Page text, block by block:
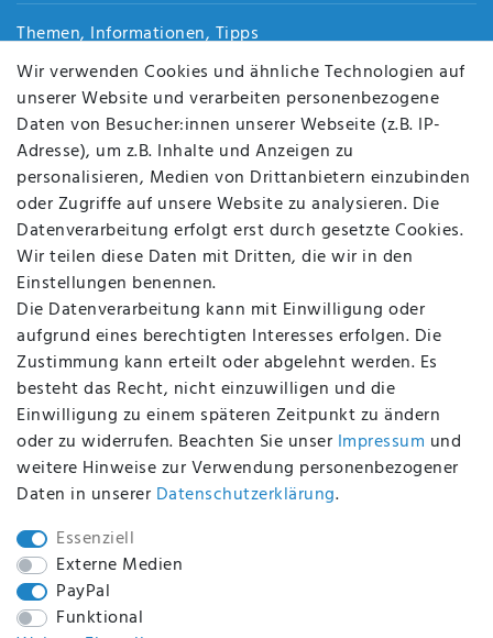
Themen, Informationen, Tipps
Jobs
Über uns
Kontakt
Datenschutz
AGB
FAQ
Batterieentsorgung
Altölverordnung
Impressum
BEQUEM UND SICHER BEZAHLEN MIT
BEI UNS SIND SIE SICHER!
WIR VERSENDEN MIT
Wir verwenden Cookies und ähnliche Technologien auf
unserer Website und verarbeiten personenbezogene
Daten von Besucher:innen unserer Webseite (z.B. IP-
Adresse), um z.B. Inhalte und Anzeigen zu
personalisieren, Medien von Drittanbietern einzubinden
oder Zugriffe auf unsere Website zu analysieren. Die
Datenverarbeitung erfolgt erst durch gesetzte Cookies.
Wir teilen diese Daten mit Dritten, die wir in den
Einstellungen benennen.
Die Datenverarbeitung kann mit Einwilligung oder
aufgrund eines berechtigten Interesses erfolgen. Die
Zustimmung kann erteilt oder abgelehnt werden. Es
besteht das Recht, nicht einzuwilligen und die
Einwilligung zu einem späteren Zeitpunkt zu ändern
oder zu widerrufen. Beachten Sie unser Impressum und
weitere Hinweise zur Verwendung personenbezogener
Daten in unserer Daten­schutz­erklärung.
Essenziell
Externe Medien
PayPal
Funktional